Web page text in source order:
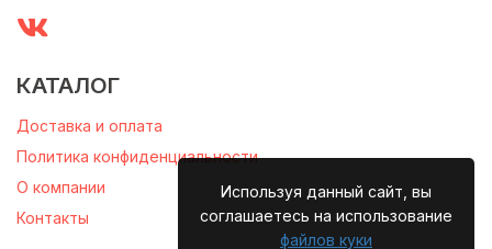
Используя данный сайт, вы
соглашаетесь на использование
файлов куки
КАТАЛОГ
Доставка и оплата
Политика конфиденциальности
О компании
Контакты